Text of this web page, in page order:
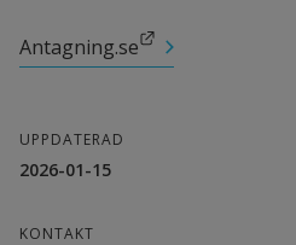
Antagning.se
Länk till annan webbplats.
UPPDATERAD
2026-01-15
KONTAKT